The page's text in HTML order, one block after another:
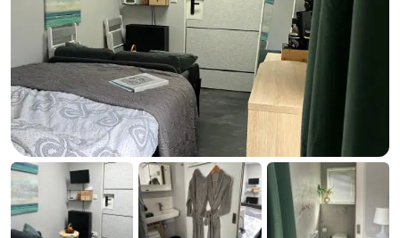
Webcam
Webcam
Strand
Übernachten
Appartements
-
Park
-